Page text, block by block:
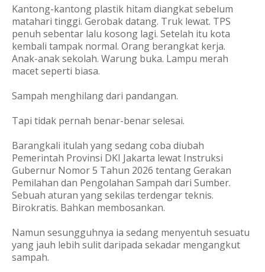
Kantong-kantong plastik hitam diangkat sebelum
matahari tinggi. Gerobak datang. Truk lewat. TPS
penuh sebentar lalu kosong lagi. Setelah itu kota
kembali tampak normal. Orang berangkat kerja.
Anak-anak sekolah. Warung buka. Lampu merah
macet seperti biasa.
Sampah menghilang dari pandangan.
Tapi tidak pernah benar-benar selesai.
Barangkali itulah yang sedang coba diubah
Pemerintah Provinsi DKI Jakarta lewat Instruksi
Gubernur Nomor 5 Tahun 2026 tentang Gerakan
Pemilahan dan Pengolahan Sampah dari Sumber.
Sebuah aturan yang sekilas terdengar teknis.
Birokratis. Bahkan membosankan.
Namun sesungguhnya ia sedang menyentuh sesuatu
yang jauh lebih sulit daripada sekadar mengangkut
sampah.